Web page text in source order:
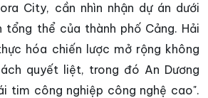
City, cần nhìn nhận dự án dưới
thể của thành phố Cảng. Hải
hóa chiến lược mở rộng không
quyết liệt, trong đó An Dương
tim công nghiệp công nghệ cao".